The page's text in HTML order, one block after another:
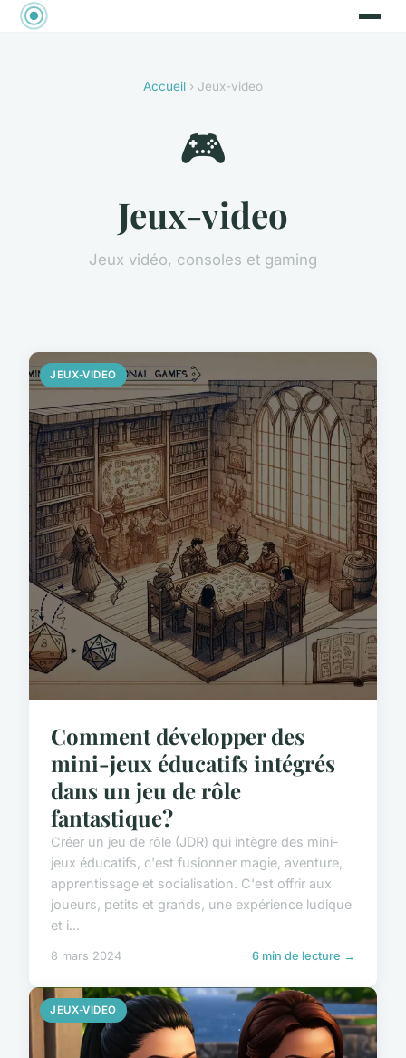
Accueil › Jeux-video
🎮
Jeux-video
Jeux vidéo, consoles et gaming
JEUX-VIDEO
Comment développer des
mini-jeux éducatifs intégrés
dans un jeu de rôle
fantastique?
Créer un jeu de rôle (JDR) qui intègre des mini-
jeux éducatifs, c'est fusionner magie, aventure,
apprentissage et socialisation. C'est offrir aux
joueurs, petits et grands, une expérience ludique
et i...
8 mars 2024 6 min de lecture →
JEUX-VIDEO